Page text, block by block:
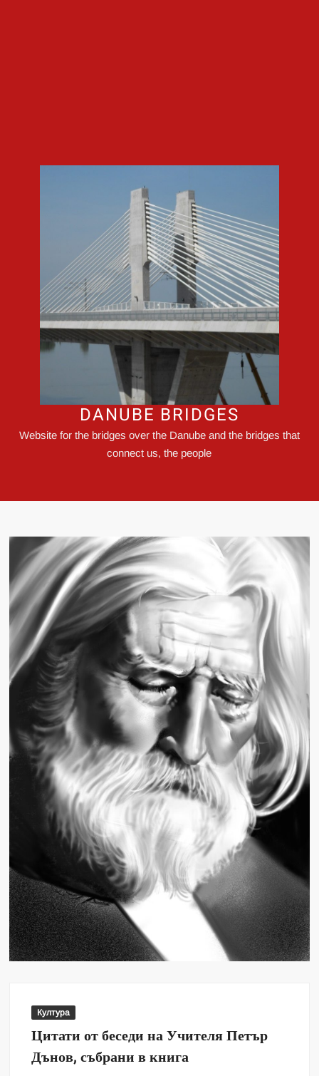
DANUBE BRIDGES
Website for the bridges over the Danube and the bridges that
connect us, the people
Култура
Цитати от беседи на Учителя Петър
Дънов, събрани в книга